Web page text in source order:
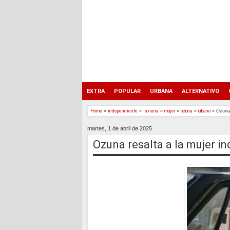
EXTRA POPULAR URBANA ALTERNATIVO
Home » independiente » la nena » mujer» ozuna » urbano »
martes, 1 de abril de 2025
Ozuna resalta a la mujer